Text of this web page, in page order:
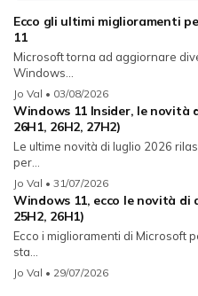
Ecco gli ultimi miglioramenti
11
Microsoft torna ad aggiornare
Windows...
Jo Val • 03/08/2026
Windows 11 Insider, le novità
26H1, 26H2, 27H2)
Le ultime novità di luglio 2026
per...
Jo Val • 31/07/2026
Windows 11, ecco le novità di
25H2, 26H1)
Ecco i miglioramenti di Microsoft
sta...
Jo Val • 29/07/2026